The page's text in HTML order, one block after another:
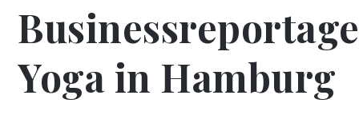
Businessreportage
Yoga in Hamburg